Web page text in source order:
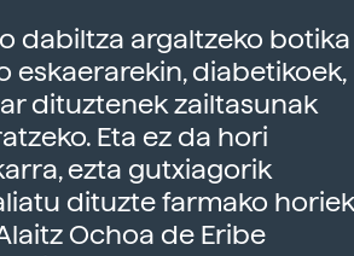
dabiltza argaltzeko botika
eskaerarekin, diabetikoek,
dituztenek zailtasunak
Eta ez da hori
ezta gutxiagorik
dituzte farmako horiek
Ochoa de Eribe